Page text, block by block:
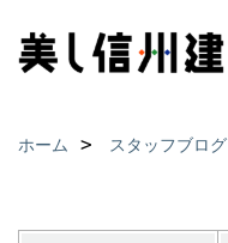
ホーム スタッフブログ